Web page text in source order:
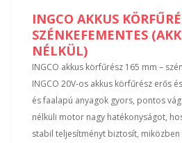
INGCO AKKUS
SZÉNKEFEMENTES
NÉLKÜL)
INGCO akkus körfűrész 165 mm –
INGCO 20V-os akkus körfűrész erős
és faalapú anyagok gyors, pontos
nélküli motor nagy hatékonyságot,
stabil teljesítményt biztosít, miközben